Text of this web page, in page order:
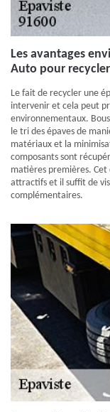
Les avantages
Auto pour
Le fait de recycler une
intervenir et cela peut
environnementaux.
le tri des épaves de
matériaux et la
composants sont
matières premières.
attractifs et il suffit de
complémentaires.